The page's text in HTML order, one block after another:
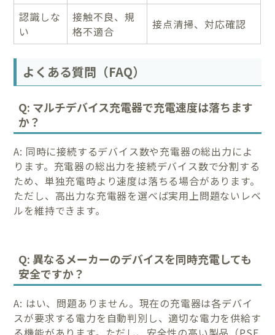
認識しな
い
接触不良、規
格不適合
接点清掃、対応確認
よくある質問（FAQ）
Q: マルチデバイス充電器で充電速度は落ちます
か？
A: 同時に接続するデバイス数や充電器の総出力によ
ります。充電器の総出力を接続デバイス数で分割する
ため、単独充電時より速度は落ちる場合があります。
ただし、高出力な充電器を選べば実用上問題ないレベ
ルを維持できます。
Q: 異なるメーカーのデバイスを同時充電しても
安全ですか？
A: はい、問題ありません。現在の充電器は各デバイ
スが要求する電力を自動判別し、適切な電力を供給す